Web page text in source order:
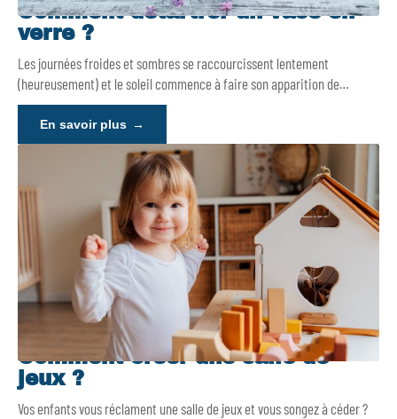
Comment détartrer un vase en
verre ?
Les journées froides et sombres se raccourcissent lentement
(heureusement) et le soleil commence à faire son apparition de…
En savoir plus
Comment créer une salle de
jeux ?
Vos enfants vous réclament une salle de jeux et vous songez à céder ?